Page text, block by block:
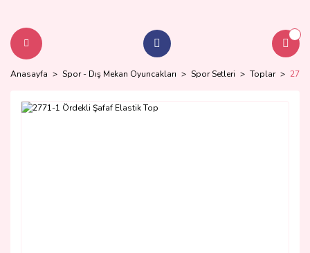
Anasayfa Spor - Dış Mekan Oyuncakları Spor Setleri Toplar